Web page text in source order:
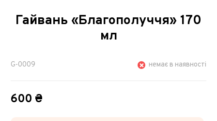
Гайвань «Благополуччя» 170
мл
G-0009 немає в наявності
600 ₴